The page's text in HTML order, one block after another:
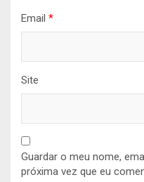
Email *
Site
Guardar o meu nome,
próxima vez que eu